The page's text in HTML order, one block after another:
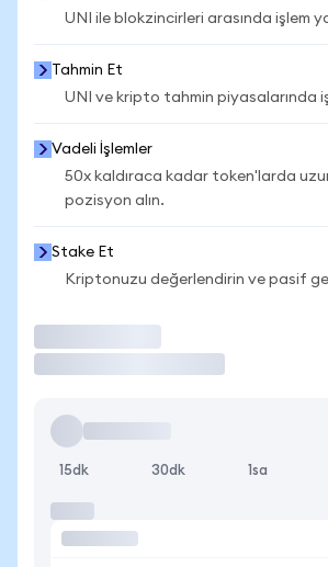
UNI ile blokzincirleri arasında işlem
Tahmin Et
UNI ve kripto tahmin piyasalarında
Vadeli İşlemler
50x kaldıraca kadar token'larda
pozisyon alın.
Stake Et
Kriptonuzu değerlendirin ve pasif
15dk 30dk 1sa